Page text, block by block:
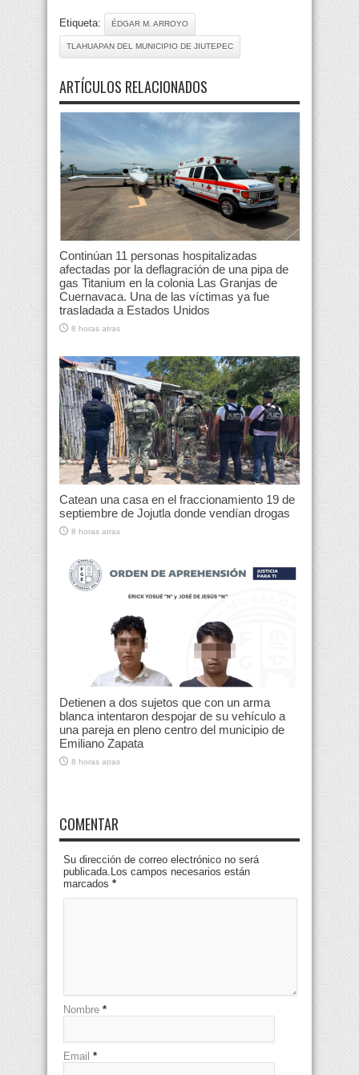
Etiqueta: ÉDGAR M. ARROYO
TLAHUAPAN DEL MUNICIPIO DE JIUTEPEC
ARTÍCULOS RELACIONADOS
Continúan 11 personas hospitalizadas
afectadas por la deflagración de una pipa de
gas Titanium en la colonia Las Granjas de
Cuernavaca. Una de las víctimas ya fue
trasladada a Estados Unidos
8 horas atras
Catean una casa en el fraccionamiento 19 de
septiembre de Jojutla donde vendían drogas
8 horas atras
Detienen a dos sujetos que con un arma
blanca intentaron despojar de su vehículo a
una pareja en pleno centro del municipio de
Emiliano Zapata
8 horas atras
COMENTAR
Su dirección de correo electrónico no será
publicada.Los campos necesarios están
marcados *
Nombre *
Email *